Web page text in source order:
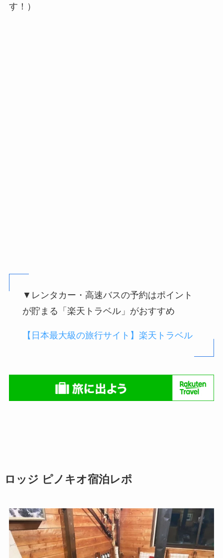
す！）
▼レンタカー・高速バスの予約はポイント
が貯まる「楽天トラベル」がおすすめ
【日本最大級の旅行サイト】楽天トラベル
ロッジ ピノキオ宿泊レポ